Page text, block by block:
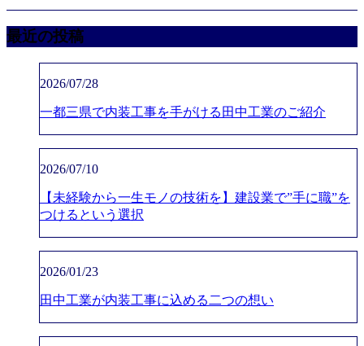
最近の投稿
2026/07/28
一都三県で内装工事を手がける田中工業のご紹介
2026/07/10
【未経験から一生モノの技術を】建設業で”手に職”を
つけるという選択
2026/01/23
田中工業が内装工事に込める二つの想い